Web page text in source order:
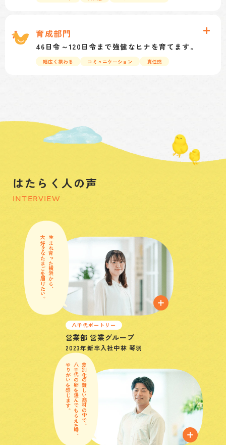
われています、特に初期の10日間の温度、湿度管
理に気配りをし、より生産性の高い育成鶏を作る
為に、日々の地道な観察力が大切なので、見る目
が鋭く辛抱強い方を求めています。
育成部門
46日令～120日令まで強健なヒナを育てます。
幅広く携わる コミュニケーション 責任感
知識と経験を積み重ねる事ができ、多方面との対
話によりコミュニケーション力が磨かれます。
はたらく人の声
INTERVIEW
八千代ポートリー
営業部 営業グループ
2023年新卒入社中林 琴羽
生まれ育った横浜から、
大好きなたまごを届けたい。
差別化の難しい商材の中で、
八千代の卵を選んでもらえた時、
やりがいを感じます。